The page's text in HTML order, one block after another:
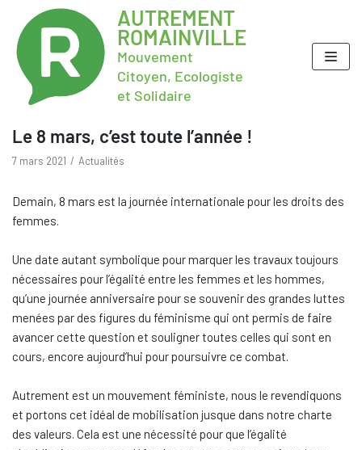
AUTREMENT
ROMAINVILLE
Mouvement
Citoyen, Ecologiste
et Solidaire
Le 8 mars, c’est toute l’année !
7 mars 2021 Actualités
Demain, 8 mars est la journée internationale pour les droits des
femmes.
Une date autant symbolique pour marquer les travaux toujours
nécessaires pour l’égalité entre les femmes et les hommes,
qu’une journée anniversaire pour se souvenir des grandes luttes
menées par des figures du féminisme qui ont permis de faire
avancer cette question et souligner toutes celles qui sont en
cours, encore aujourd’hui pour poursuivre ce combat.
Autrement est un mouvement féministe, nous le revendiquons
et portons cet idéal de mobilisation jusque dans notre charte
des valeurs. Cela est une nécessité pour que l’égalité